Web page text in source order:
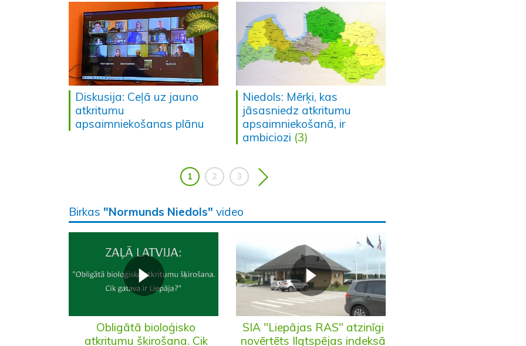
Diskusija: Ceļā uz jauno
atkritumu
apsaimniekošanas plānu
Niedols: Mērķi, kas
jāsasniedz atkritumu
apsaimniekošanā, ir
ambiciozi (3)
1 2 3
Birkas "Normunds Niedols" video
Obligātā bioloģisko
atkritumu šķirošana. Cik
SIA "Liepājas RAS" atzinīgi
novērtēts Ilgtspējas indeksā